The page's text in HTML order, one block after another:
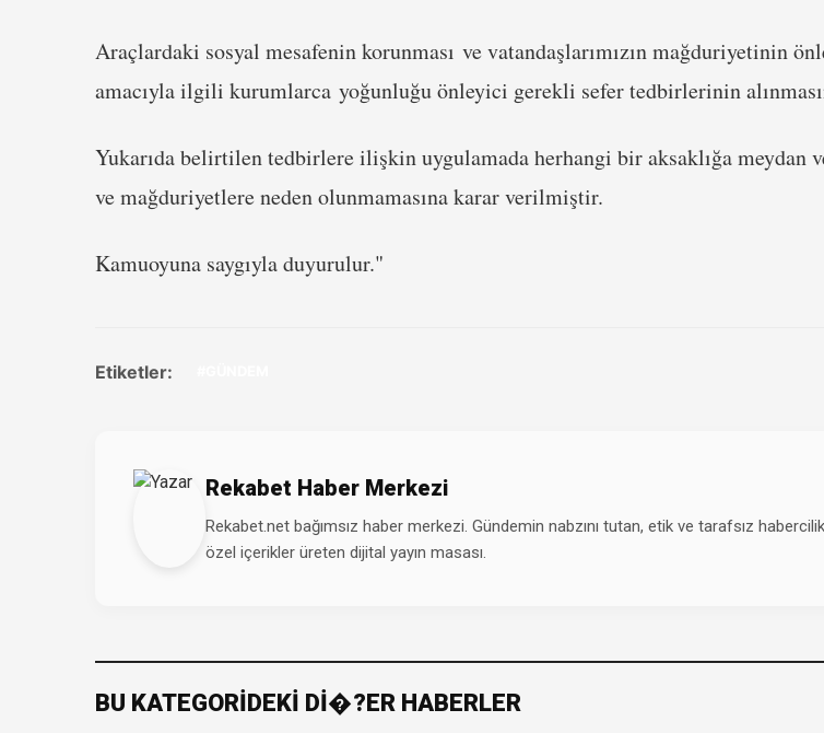
Araçlardaki sosyal mesafenin korunması ve vatandaşlarımızın mağduriyetinin
amacıyla ilgili kurumlarca yoğunluğu önleyici gerekli sefer tedbirlerinin
Yukarıda belirtilen tedbirlere ilişkin uygulamada herhangi bir aksaklığa meydan
ve mağduriyetlere neden olunmamasına karar verilmiştir.
Kamuoyuna saygıyla duyurulur."
Etiketler:
Rekabet Haber Merkezi
Rekabet.net bağımsız haber merkezi. Gündemin nabzını tutan, etik ve tarafsız habercilik
özel içerikler üreten dijital yayın masası.
BU KATEGORİDEKİ Dİ�?ER HABERLER